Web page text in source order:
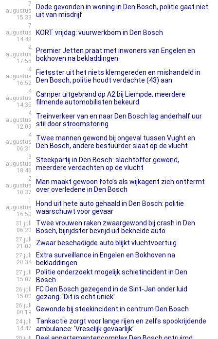
7
augustus
15:33
Dode gevonden in woning in Den Bosch, politie gaat niet
uit van misdrijf
7
augustus
14:48
KORT vrijdag: vuurwerkbom in Den Bosch
4
augustus
17:55
Premier Jetten praat met inwoners van Engelen en
bokhoven na bekladdingen
4
augustus
16:52
Fietsster uit het niets klemgereden en mishandeld in
Den Bosch, politie houdt verdachte (43) aan
4
augustus
14:35
Camper uitgebrand op A2 bij Liempde, meerdere
filmende automobilisten bekeurd
4
augustus
12:09
Treinverkeer van en naar Den Bosch lag anderhalf uur
stil door stroomstoring
4
augustus
06:31
Twee mannen gewond bij ongeval tussen Vught en
Den Bosch, andere bestuurder slaat op de vlucht
3
augustus
18:46
Steekpartij in Den Bosch: slachtoffer gewond,
meerdere verdachten op de vlucht
2
augustus
10:37
Man maakt gewoon foto’s als wijkagent zich ontfermt
over overledene in Den Bosch
1
augustus
16:50
Hond uit hete auto gehaald in Den Bosch: politie
waarschuwt voor gevaar
31 juli
06:20
Twee vrouwen raken zwaargewond bij crash in Den
Bosch, bijrijdster bevrijd uit beknelde auto
27 juli
21:02
Zwaar beschadigde auto blijkt vluchtvoertuig
27 juli
20:34
Extra surveillance in Engelen en Bokhoven na
bekladdingen
27 juli
15:07
Politie onderzoekt mogelijk schietincident in Den
Bosch
26 juli
15:00
FC Den Bosch gezegend in de Sint-Jan onder luid
gezang: 'Dit is echt uniek'
26 juli
00:19
Gewonde bij steekincident in centrum Den Bosch
24 juli
14:47
Tankactie zorgt voor lange rijen en zelfs spookrijdende
ambulance: ‘Vreselijk gevaarlijk’